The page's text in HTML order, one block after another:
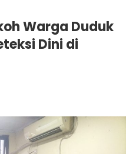
Warga Duduk
Dini di